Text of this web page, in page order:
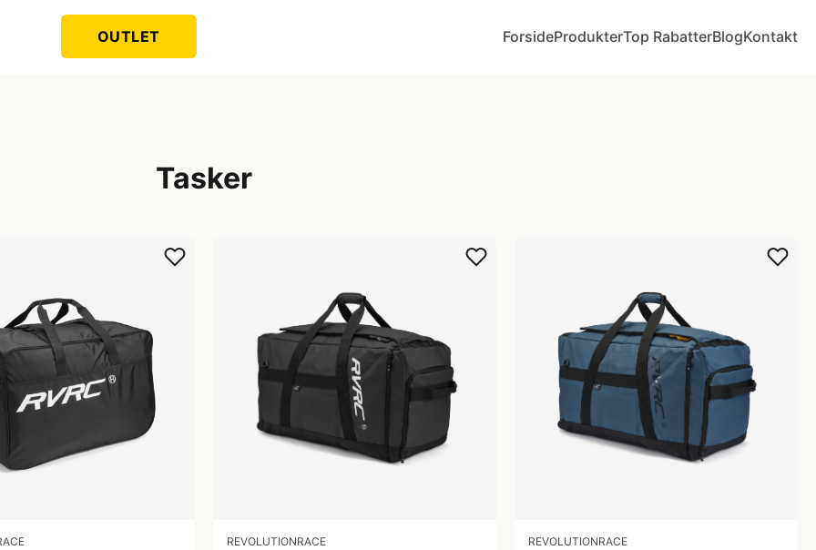
OUTLET ForsideProdukterTop RabatterBlogKontakt
Tasker
REVOLUTIONRACE REVOLUTIONRACE